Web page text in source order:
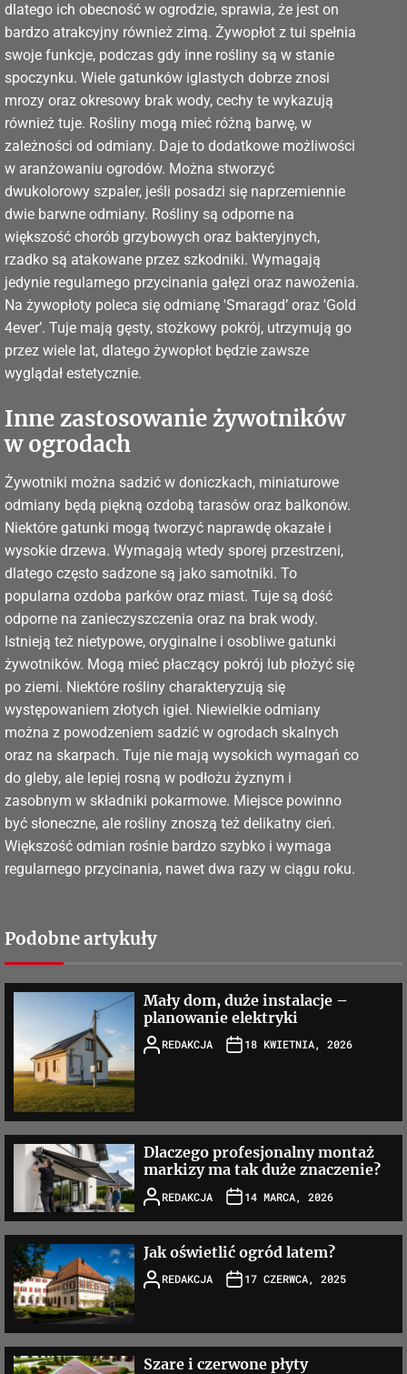
dlatego ich obecność w ogrodzie, sprawia, że jest on
bardzo atrakcyjny również zimą. Żywopłot z tui spełnia
swoje funkcje, podczas gdy inne rośliny są w stanie
spoczynku. Wiele gatunków iglastych dobrze znosi
mrozy oraz okresowy brak wody, cechy te wykazują
również tuje. Rośliny mogą mieć różną barwę, w
zależności od odmiany. Daje to dodatkowe możliwości
w aranżowaniu ogrodów. Można stworzyć
dwukolorowy szpaler, jeśli posadzi się naprzemiennie
dwie barwne odmiany. Rośliny są odporne na
większość chorób grzybowych oraz bakteryjnych,
rzadko są atakowane przez szkodniki. Wymagają
jedynie regularnego przycinania gałęzi oraz nawożenia.
Na żywopłoty poleca się odmianę 'Smaragd’ oraz 'Gold
4ever’. Tuje mają gęsty, stożkowy pokrój, utrzymują go
przez wiele lat, dlatego żywopłot będzie zawsze
wyglądał estetycznie.
Inne zastosowanie żywotników
w ogrodach
Żywotniki można sadzić w doniczkach, miniaturowe
odmiany będą piękną ozdobą tarasów oraz balkonów.
Niektóre gatunki mogą tworzyć naprawdę okazałe i
wysokie drzewa. Wymagają wtedy sporej przestrzeni,
dlatego często sadzone są jako samotniki. To
popularna ozdoba parków oraz miast. Tuje są dość
odporne na zanieczyszczenia oraz na brak wody.
Istnieją też nietypowe, oryginalne i osobliwe gatunki
żywotników. Mogą mieć płaczący pokrój lub płożyć się
po ziemi. Niektóre rośliny charakteryzują się
występowaniem złotych igieł. Niewielkie odmiany
można z powodzeniem sadzić w ogrodach skalnych
oraz na skarpach. Tuje nie mają wysokich wymagań co
do gleby, ale lepiej rosną w podłożu żyznym i
zasobnym w składniki pokarmowe. Miejsce powinno
być słoneczne, ale rośliny znoszą też delikatny cień.
Większość odmian rośnie bardzo szybko i wymaga
regularnego przycinania, nawet dwa razy w ciągu roku.
Podobne artykuły
Mały dom, duże instalacje –
planowanie elektryki
REDAKCJA 18 KWIETNIA, 2026
Dlaczego profesjonalny montaż
markizy ma tak duże znaczenie?
REDAKCJA 14 MARCA, 2026
Jak oświetlić ogród latem?
REDAKCJA 17 CZERWCA, 2025
Szare i czerwone płyty